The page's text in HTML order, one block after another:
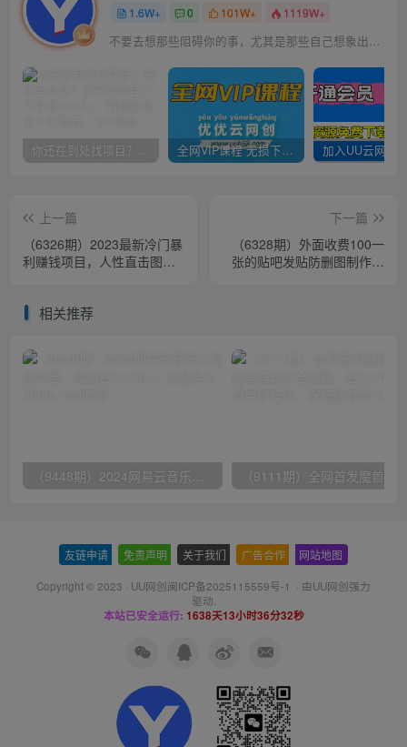
1.6W+ 0 101W+ 1119W+
不要去想那些阻碍你的事，尤其是那些自己想象出来的事
你还在到处找项目？还在当韭菜？我靠卖项目一个月收入5万+，曾经我也是个失败者。 全网VIP课程 无损下载~
上一篇
（6326期）2023最新冷门暴
利赚钱项目，人性直击图文
下一篇
（6328期）外面收费100一
张的贴吧发贴防删图制作详
相关推荐
友链申请 免责声明 关于我们 广告合作 网站地图
Copyright © 2023 · UU网创闽ICP备2025115559号-1 · 由UU网创强力
驱动.
本站已安全运行: 1638天13小时36分32秒